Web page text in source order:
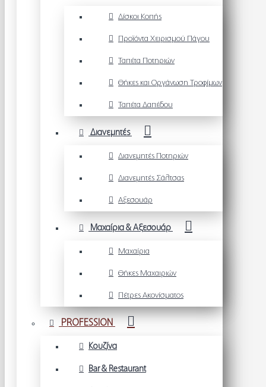
Δίσκοι Κοπής
Προϊόντα Χειρισμού Πάγου
Ταπέτα Ποτηριών
Θήκες και Οργάνωση Τροφίμων
Ταπέτα Δαπέδου
Διανεμητές
Διανεμητές Ποτηριών
Διανεμητές Σάλτσας
Αξεσουάρ
Μαχαίρια & Αξεσουάρ
Μαχαίρια
Θήκες Μαχαιριών
Πέτρες Ακονίσματος
PROFESSION
Κουζίνα
Bar & Restaurant